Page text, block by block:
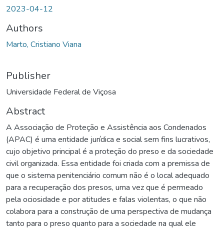
2023-04-12
Authors
Marto, Cristiano Viana
Publisher
Universidade Federal de Viçosa
Abstract
A Associação de Proteção e Assistência aos Condenados
(APAC) é uma entidade jurídica e social sem fins lucrativos,
cujo objetivo principal é a proteção do preso e da sociedade
civil organizada. Essa entidade foi criada com a premissa de
que o sistema penitenciário comum não é o local adequado
para a recuperação dos presos, uma vez que é permeado
pela ociosidade e por atitudes e falas violentas, o que não
colabora para a construção de uma perspectiva de mudança
tanto para o preso quanto para a sociedade na qual ele